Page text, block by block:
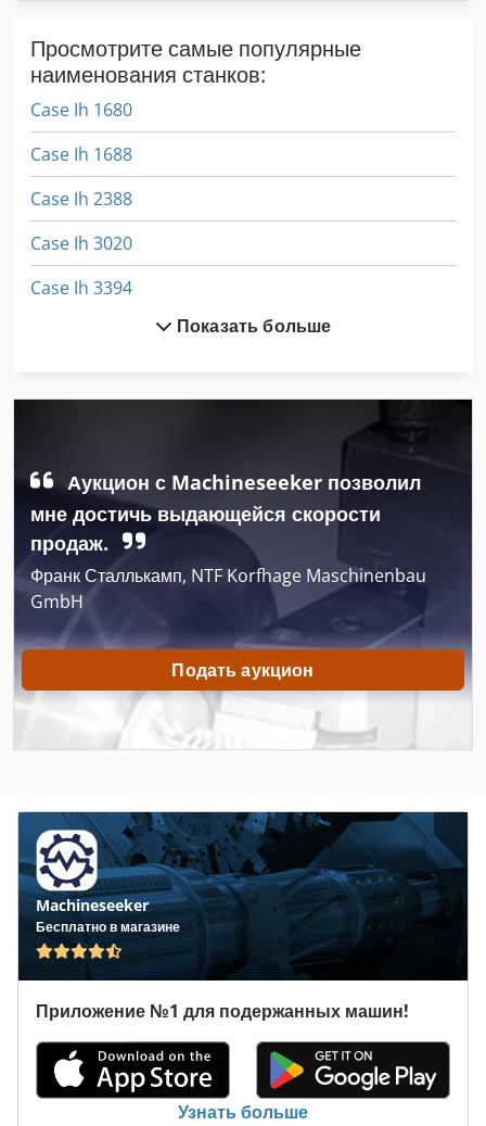
Просмотрите самые популярные
наименования станков:
Case Ih 1680
Case Ih 1688
Case Ih 2388
Case Ih 3020
Case Ih 3394
Case Ih 5130
Case Ih 5140
Case Ih 5400
Case Ih 7120
Case Ih 7140
Case Ih 8120
Case Ih 885
Case Ih 8920
Case Ih 8930
Case Ih 9230
Case Ih 9280
Case Ih Maxxum 5120
Case Ih Maxxum 5140
Показать больше
Аукцион с Machineseeker позволил
мне достичь выдающейся скорости
продаж.
Франк Сталлькамп, NTF Korfhage Maschinenbau
GmbH
Подать аукцион
Machineseeker
Бесплатно в магазине
Приложение №1 для подержанных машин!
Узнать больше